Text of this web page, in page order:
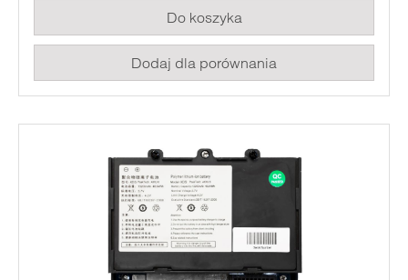
Do koszyka
Dodaj dla porównania